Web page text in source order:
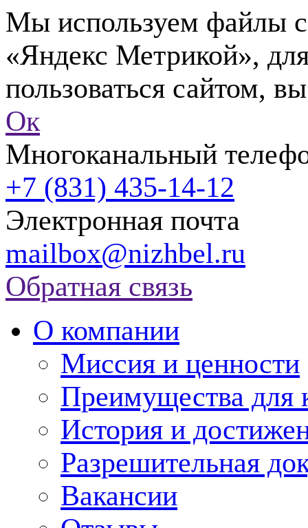
Мы используем файлы
«Яндекс Метрикой»,
пользоваться сайтом,
Ок
Многоканальный
+7 (831) 435-14-12
Электронная почта
mailbox@nizhbel.ru
Обратная связь
О компании
Миссия и ценности
Преимущества для
История и
Разрешительная
Вакансии